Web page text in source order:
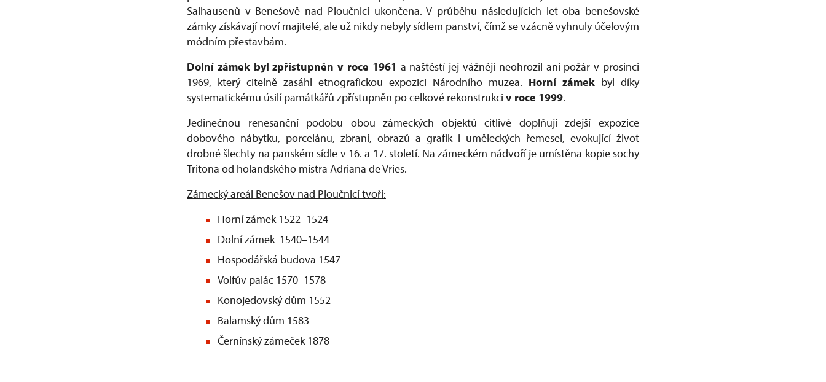
Salhausenů v Benešově nad Ploučnicí ukončena. V průběhu následujících let oba benešovské
zámky získávají noví majitelé, ale už nikdy nebyly sídlem panství, čímž se vzácně vyhnuly účelovým
módním přestavbám.
Dolní zámek byl zpřístupněn v roce 1961 a naštěstí jej vážněji neohrozil ani požár v prosinci
1969, který citelně zasáhl etnografickou expozici Národního muzea. Horní zámek byl díky
systematickému úsilí památkářů zpřístupněn po celkové rekonstrukci v roce 1999.
Jedinečnou renesanční podobu obou zámeckých objektů citlivě doplňují zdejší expozice
dobového nábytku, porcelánu, zbraní, obrazů a grafik i uměleckých řemesel, evokující život
drobné šlechty na panském sídle v 16. a 17. století. Na zámeckém nádvoří je umístěna kopie sochy
Tritona od holandského mistra Adriana de Vries.
Zámecký areál Benešov nad Ploučnicí tvoří:
Horní zámek 1522–1524
Dolní zámek 1540–1544
Hospodářská budova 1547
Volfův palác 1570–1578
Konojedovský dům 1552
Balamský dům 1583
Černínský zámeček 1878